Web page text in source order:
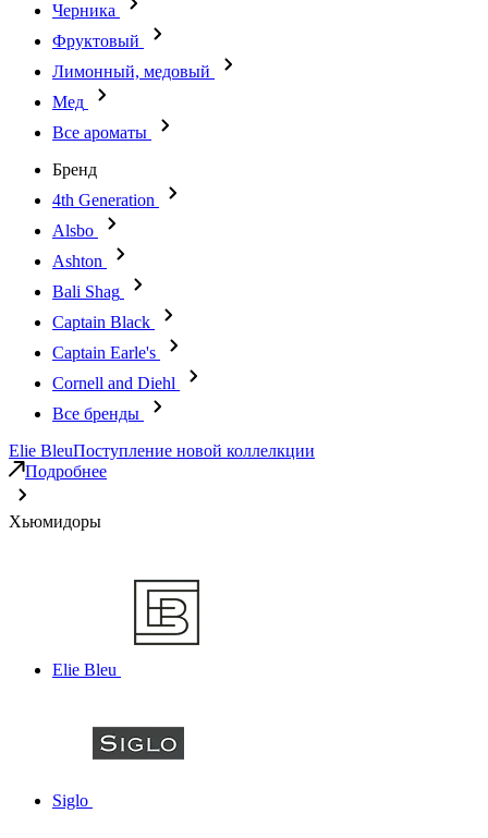
Черника
Фруктовый
Лимонный, медовый
Мед
Все ароматы
Бренд
4th Generation
Alsbo
Ashton
Bali Shag
Captain Black
Captain Earle's
Cornell and Diehl
Все бренды
Elie BleuПоступление новой коллелкции
Подробнее
Хьюмидоры
Elie Bleu
Siglo